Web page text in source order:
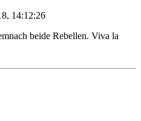
14:12:26
beide Rebellen. Viva la